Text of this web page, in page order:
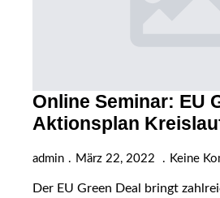
Online Seminar: EU
Aktionsplan
admin März 22, 2022 Keine
Der EU Green Deal bringt